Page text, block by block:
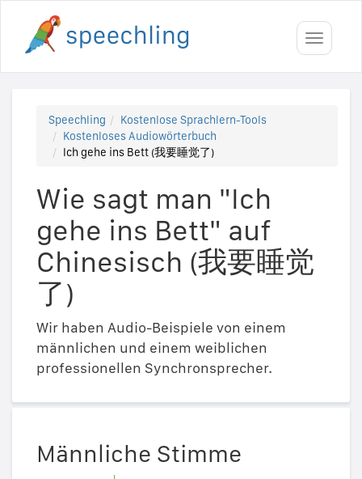
Toggle
Speechling
Kostenlose Sprachlern-Tools
Kostenloses Audiowörterbuch
Ich gehe ins Bett (我要睡觉了)
Wie sagt man "Ich
gehe ins Bett" auf
Chinesisch (我要睡觉
了)
Wir haben Audio-Beispiele von einem
männlichen und einem weiblichen
professionellen Synchronsprecher.
Männliche Stimme